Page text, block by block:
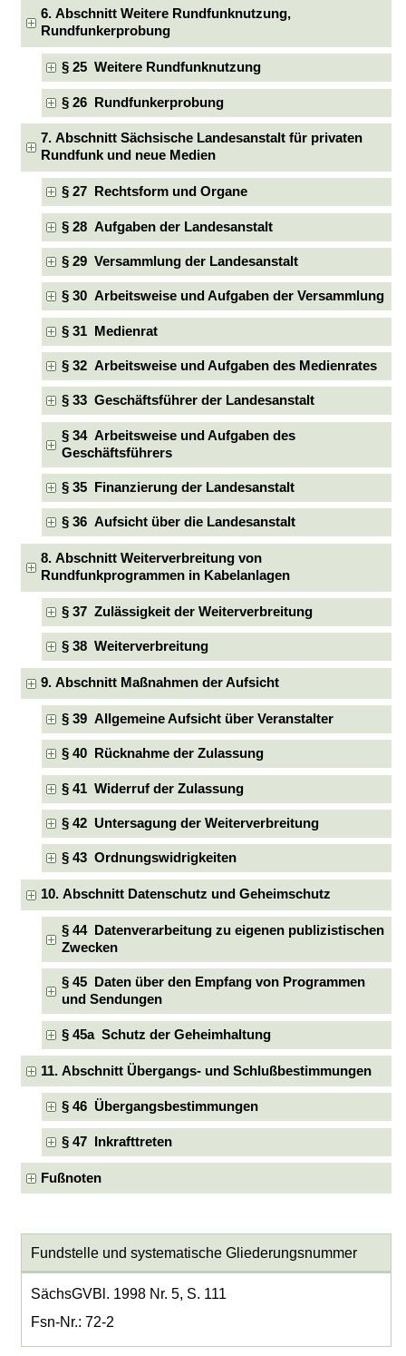
6. Abschnitt Weitere Rundfunknutzung,
Rundfunkerprobung
§ 25 Weitere Rundfunknutzung
§ 26 Rundfunkerprobung
7. Abschnitt Sächsische Landesanstalt für privaten
Rundfunk und neue Medien
§ 27 Rechtsform und Organe
§ 28 Aufgaben der Landesanstalt
§ 29 Versammlung der Landesanstalt
§ 30 Arbeitsweise und Aufgaben der Versammlung
§ 31 Medienrat
§ 32 Arbeitsweise und Aufgaben des Medienrates
§ 33 Geschäftsführer der Landesanstalt
§ 34 Arbeitsweise und Aufgaben des
Geschäftsführers
§ 35 Finanzierung der Landesanstalt
§ 36 Aufsicht über die Landesanstalt
8. Abschnitt Weiterverbreitung von
Rundfunkprogrammen in Kabelanlagen
§ 37 Zulässigkeit der Weiterverbreitung
§ 38 Weiterverbreitung
9. Abschnitt Maßnahmen der Aufsicht
§ 39 Allgemeine Aufsicht über Veranstalter
§ 40 Rücknahme der Zulassung
§ 41 Widerruf der Zulassung
§ 42 Untersagung der Weiterverbreitung
§ 43 Ordnungswidrigkeiten
10. Abschnitt Datenschutz und Geheimschutz
§ 44 Datenverarbeitung zu eigenen publizistischen
Zwecken
§ 45 Daten über den Empfang von Programmen
und Sendungen
§ 45a Schutz der Geheimhaltung
11. Abschnitt Übergangs- und Schlußbestimmungen
§ 46 Übergangsbestimmungen
§ 47 Inkrafttreten
Fußnoten
Fundstelle und systematische Gliederungsnummer
SächsGVBl. 1998 Nr. 5, S. 111
Fsn-Nr.: 72-2